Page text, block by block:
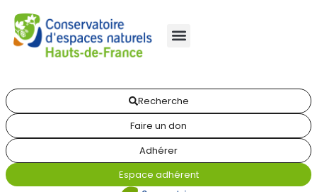
Recherche
Faire un don
Adhérer
Espace adhérent